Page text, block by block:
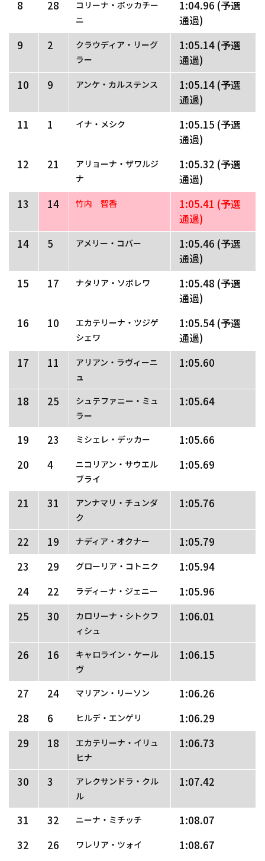
8
28
コリーナ・ボッカチー
ニ
1:04.96 (予選
通過)
9
2
クラウディア・リーグ
ラー
1:05.14 (予選
通過)
10
9 アンケ・カルステンス
1:05.14 (予選
通過)
11
1 イナ・メシク
1:05.15 (予選
通過)
12
21
アリョーナ・ザワルジ
ナ
1:05.32 (予選
通過)
13
14 竹内　智香
1:05.41 (予選
通過)
14
5 アメリー・コバー
1:05.46 (予選
通過)
15
17 ナタリア・ソボレワ
1:05.48 (予選
通過)
16
10
エカテリーナ・ツジゲ
シェワ
1:05.54 (予選
通過)
17
11
アリアン・ラヴィーニ
ュ
1:05.60
18 25
シュテファニー・ミュ
ラー
1:05.64
19 23 ミシェレ・デッカー
1:05.66
20
4
ニコリアン・サウエル
ブライ
1:05.69
21 31
アンナマリ・チュンダ
ク
1:05.76
22 19 ナディア・オクナー
1:05.79
23
29 グローリア・コトニク
1:05.94
24
22 ラディーナ・ジェニー
1:05.96
25
30
カロリーナ・シトクフ
ィシュ
1:06.01
26 16
キャロライン・ケール
ヴ
1:06.15
27 24 マリアン・リーソン
1:06.26
28
6 ヒルデ・エンゲリ
1:06.29
29
18
エカテリーナ・イリュ
ヒナ
1:06.73
30 3
アレクサンドラ・クル
ル
1:07.42
31 32 ニーナ・ミチッチ
1:08.07
32
26 ワレリア・ツォイ 1:08.67